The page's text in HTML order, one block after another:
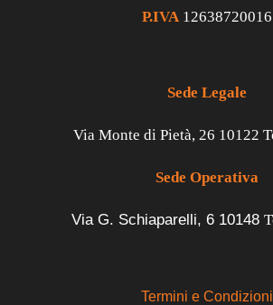
P.IVA 12638720016
Sede Legale
Via Monte di Pietà, 26 10122
Sede Operativa
Via G. Schiaparelli, 6 10148
Termini e Condizioni